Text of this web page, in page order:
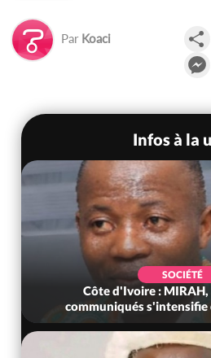
Par Koaci
Infos à la
SOCIÉTÉ
Côte d'Ivoire : MIRAH,
communiqués s'intensifie